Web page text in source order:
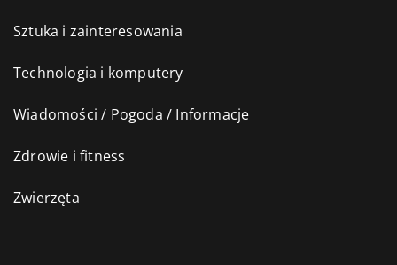
Sztuka i zainteresowania
Technologia i komputery
Wiadomości / Pogoda / Informacje
Zdrowie i fitness
Zwierzęta